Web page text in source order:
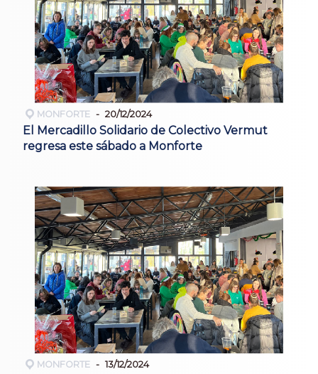
MONFORTE 20/12/2024
El Mercadillo Solidario de Colectivo Vermut
regresa este sábado a Monforte
MONFORTE 13/12/2024